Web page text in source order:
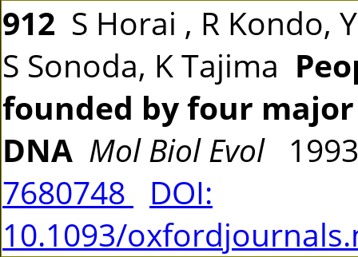
912 S Horai , R Kondo,
S Sonoda, K Tajima
founded by four
DNA Mol Biol Evol
7680748
DOI:
10.1093/